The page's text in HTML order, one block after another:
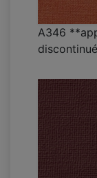
A346
discontinué